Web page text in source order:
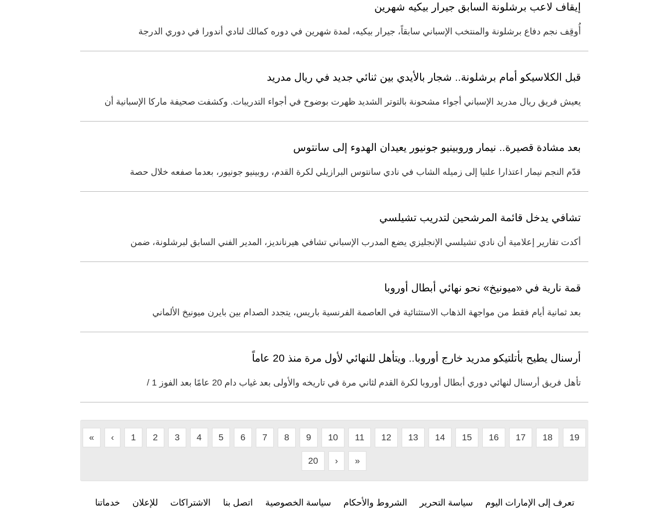
إيقاف لاعب برشلونة السابق جيرار بيكيه شهرين
أُوقِف نجم دفاع برشلونة والمنتخب الإسباني سابقاً، جيرار بيكيه، لمدة شهرين في دوره كمالك لنادي أندورا في دوري الدرجة
قبل الكلاسيكو أمام برشلونة.. شجار بالأيدي بين ثنائي جديد في ريال مدريد
يعيش فريق ريال مدريد الإسباني أجواء مشحونة بالتوتر الشديد ظهرت بوضوح في أجواء التدريبات. وكشفت صحيفة ماركا الإسبانية أن
بعد مشادة قصيرة.. نيمار وروبينيو جونيور يعيدان الهدوء إلى سانتوس
قدّم النجم نيمار اعتذارا علنيا إلى زميله الشاب في نادي سانتوس البرازيلي لكرة القدم، روبينيو جونيور، بعدما صفعه خلال حصة
تشافي يدخل قائمة المرشحين لتدريب تشيلسي
أكدت تقارير إعلامية أن نادي تشيلسي الإنجليزي يضع المدرب الإسباني تشافي هيرنانديز، المدير الفني السابق لبرشلونة، ضمن
قمة نارية في «ميونيخ» نحو نهائي أبطال أوروبا
بعد ثمانية أيام فقط من مواجهة الذهاب الاستثنائية في العاصمة الفرنسية باريس، يتجدد الصدام بين بايرن ميونيخ الألماني
أرسنال يطيح بأتلتيكو مدريد خارج أوروبا.. ويتأهل للنهائي لأول مرة منذ 20 عاماً
تأهل فريق أرسنال لنهائي دوري أبطال أوروبا لكرة القدم لثاني مرة في تاريخه والأولى بعد غياب دام 20 عامًا بعد الفوز 1 /
« ‹ 1 2 3 4 5 6 7 8 9 10 11 12 13 14 15 16 17 18 19
20 › »
تعرف إلى الإمارات اليوم سياسة التحرير الشروط والأحكام سياسة الخصوصية اتصل بنا الاشتراكات للإعلان خدماتنا